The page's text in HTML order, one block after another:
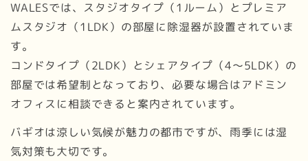
WALESでは、スタジオタイプ（1ルーム）とプレミア
ムスタジオ（1LDK）の部屋に除湿器が設置されていま
す。
コンドタイプ（2LDK）とシェアタイプ（4〜5LDK）の
部屋では希望制となっており、必要な場合はアドミン
オフィスに相談できると案内されています。
バギオは涼しい気候が魅力の都市ですが、雨季には湿
気対策も大切です。